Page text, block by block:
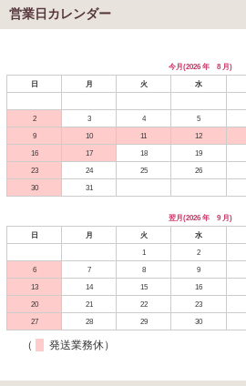
営業日カレンダー
今月(2026 年 8 月)
日
月 火 水
2
3 4 5
9
10 11 12
16
17 18 19
23
24 25 26
30
31
翌月(2026 年 9 月)
日
月 火 水
1
2
6
7 8 9
13
14 15 16
20
21 22 23
27
28 29 30
（ 発送業務休）